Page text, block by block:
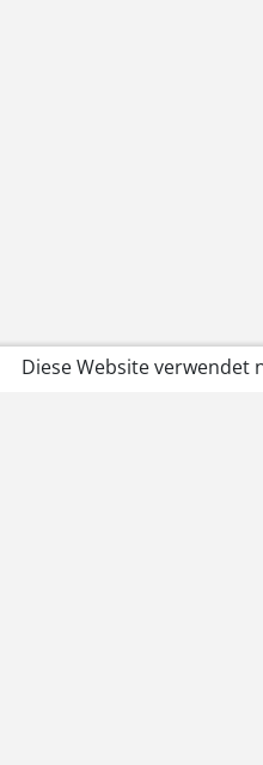
Diese Website verwendet